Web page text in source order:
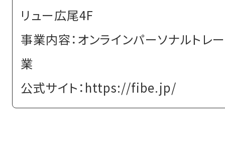
リュー広尾4F
事業内容：オンラインパーソナルトレ
業
公式サイト：https://fibe.jp/